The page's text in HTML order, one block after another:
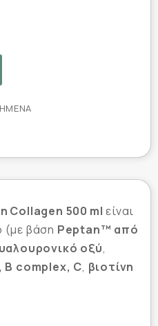
Collagen 500 ml είναι
(με βάση Peptan™ από
υαλουρονικό οξύ,
B complex, C, βιοτίνη